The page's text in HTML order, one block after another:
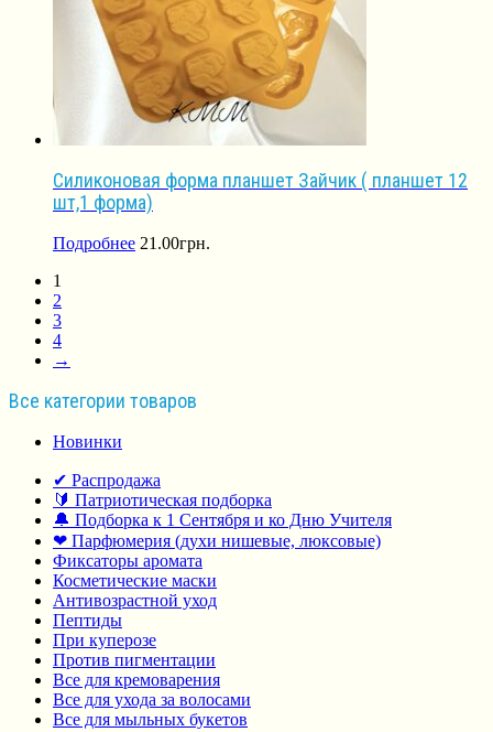
Силиконовая форма планшет Зайчик ( планшет 12
шт,1 форма)
Подробнее 21.00грн.
1
2
3
4
→
Все категории товаров
Новинки
✔ Распродажа
🔰 Патриотическая подборка
🔔 Подборка к 1 Сентября и ко Дню Учителя
❤ Парфюмерия (духи нишевые, люксовые)
Фиксаторы аромата
Косметические маски
Антивозрастной уход
Пептиды
При куперозе
Против пигментации
Все для кремоварения
Все для ухода за волосами
Все для мыльных букетов